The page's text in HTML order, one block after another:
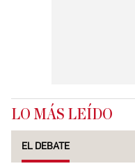
LO MÁS LEÍDO
EL DEBATE